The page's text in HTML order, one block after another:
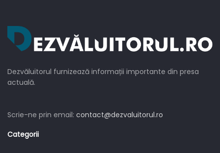
Dezvăluitorul furnizează informații importante din presa
actuală.
Scrie-ne prin email: contact@dezvaluitorul.ro
Categorii